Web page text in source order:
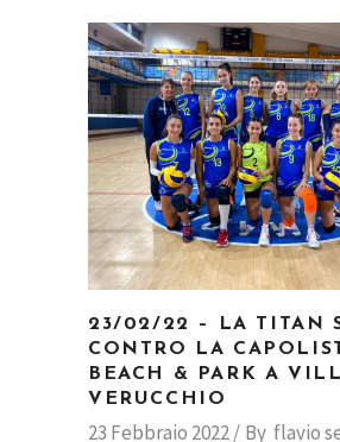
23/02/22 – LA TITAN
CONTRO LA
BEACH & PARK A
VERUCCHIO
23 Febbraio 2022 By flavio